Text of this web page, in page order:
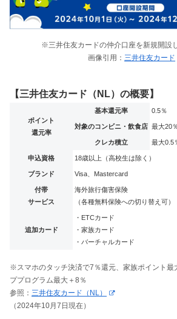
※三井住友カードの仲介口座を新規開設
画像引用： 三井住友カード
【三井住友カード（NL）の概要】
ポイント
還元率
基本還元率 0.5％
対象のコンビニ・飲食店 最大20
クレカ積立 最大0.5
申込資格 18歳以上（高校生は除く）
ブランド Visa、Mastercard
付帯
サービス
海外旅行傷害保険
（各種無料保険への切り替え可）
追加カード
・ETCカード
・家族カード
・バーチャルカード
※スマホのタッチ決済で7％還元、家族ポイント最
ププログラム最大＋8％
参照： 三井住友カード（NL）
（2024年10月7日現在）